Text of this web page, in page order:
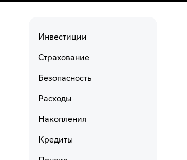
Инвестиции
Страхование
Безопасность
Расходы
Накопления
Кредиты